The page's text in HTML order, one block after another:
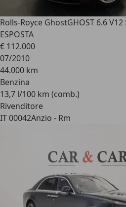
Rolls-Royce GhostGHOST 6.6 V12
ESPOSTA
€ 112.000
07/2010
44.000 km
Benzina
13,7 l/100 km (comb.)
Rivenditore
IT 00042Anzio - Rm